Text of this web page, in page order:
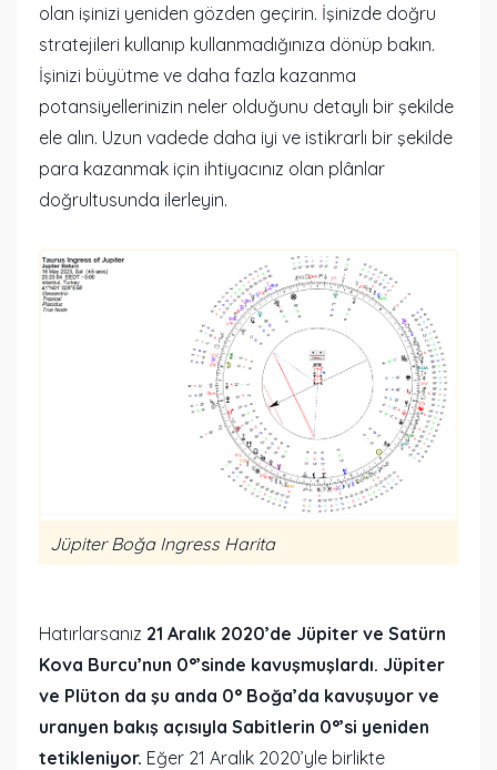
olan işinizi yeniden gözden geçirin. İşinizde doğru
stratejileri kullanıp kullanmadığınıza dönüp bakın.
İşinizi büyütme ve daha fazla kazanma
potansiyellerinizin neler olduğunu detaylı bir şekilde
ele alın. Uzun vadede daha iyi ve istikrarlı bir şekilde
para kazanmak için ihtiyacınız olan plânlar
doğrultusunda ilerleyin.
Jüpiter Boğa Ingress Harita
Hatırlarsanız 21 Aralık 2020’de Jüpiter ve Satürn
Kova Burcu’nun 0°’sinde kavuşmuşlardı. Jüpiter
ve Plüton da şu anda 0° Boğa’da kavuşuyor ve
uranyen bakış açısıyla Sabitlerin 0°’si yeniden
tetikleniyor. Eğer 21 Aralık 2020’yle birlikte